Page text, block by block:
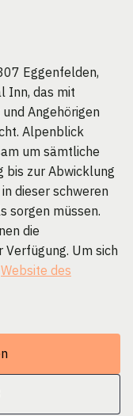
Eggenfelden,
Inn, das mit
Angehörigen
Alpenblick
um sämtliche
bis zur Abwicklung
dieser schweren
sorgen müssen.
die
Um sich
Website des